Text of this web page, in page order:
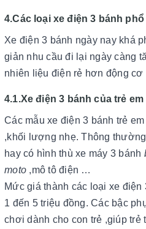
4.Các loại xe điện 3 bánh
Xe điện 3 bánh ngày nay khá
giản nhu cầu đi lại ngày càng
nhiên liệu điện rẻ hơn động cơ
4.1.Xe điện 3 bánh của trẻ em
Các mẫu xe điện 3 bánh trẻ
,khối lượng nhẹ. Thông
hay có hình thù xe máy 3 bánh
moto ,mô tô điện …
Mức giá thành các loại xe
1 đến 5 triệu đồng. Các bậc
chơi dành cho con trẻ ,giúp trẻ